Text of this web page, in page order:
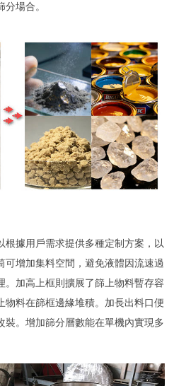
場合。
根據用戶需求提供多種定制方案，以
可增加集料空間，避免液體因流速過
。加高上框則擴展了篩上物料暫存容
物料在篩框邊緣堆積。加長出料口便
裝。增加篩分層數能在單機內實現多